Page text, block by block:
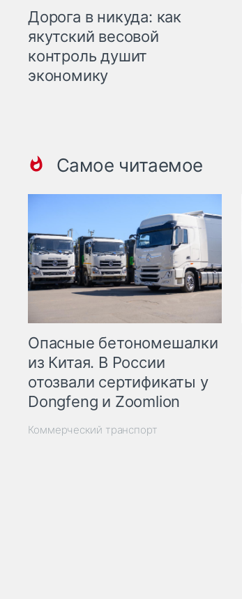
Дорога в никуда: как
якутский весовой
контроль душит
экономику
Самое читаемое
Опасные бетономешалки
из Китая. В России
отозвали сертификаты у
Dongfeng и Zoomlion
Коммерческий транспорт